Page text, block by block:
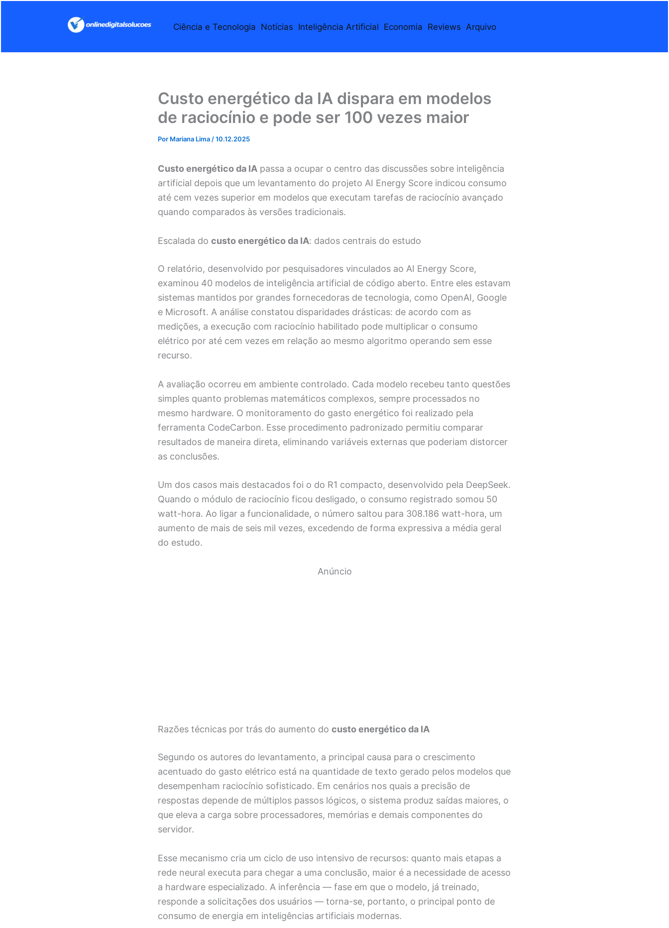
conteúdo
Ciência e Tecnologia Notícias Inteligência Artificial Economia Reviews Arquivo
Custo energético da IA dispara em modelos
de raciocínio e pode ser 100 vezes maior
Por Mariana Lima /10.12.2025
Custo energético da IA passa a ocupar o centro das discussões sobre inteligência
artificial depois que um levantamento do projeto AI Energy Score indicou consumo
até cem vezes superior em modelos que executam tarefas de raciocínio avançado
quando comparados às versões tradicionais.
Escalada do custo energético da IA: dados centrais do estudo
O relatório, desenvolvido por pesquisadores vinculados ao AI Energy Score,
examinou 40 modelos de inteligência artificial de código aberto. Entre eles estavam
sistemas mantidos por grandes fornecedoras de tecnologia, como OpenAI, Google
e Microsoft. A análise constatou disparidades drásticas: de acordo com as
medições, a execução com raciocínio habilitado pode multiplicar o consumo
elétrico por até cem vezes em relação ao mesmo algoritmo operando sem esse
recurso.
A avaliação ocorreu em ambiente controlado. Cada modelo recebeu tanto questões
simples quanto problemas matemáticos complexos, sempre processados no
mesmo hardware. O monitoramento do gasto energético foi realizado pela
ferramenta CodeCarbon. Esse procedimento padronizado permitiu comparar
resultados de maneira direta, eliminando variáveis externas que poderiam distorcer
as conclusões.
Um dos casos mais destacados foi o do R1 compacto, desenvolvido pela DeepSeek.
Quando o módulo de raciocínio ficou desligado, o consumo registrado somou 50
watt-hora. Ao ligar a funcionalidade, o número saltou para 308.186 watt-hora, um
aumento de mais de seis mil vezes, excedendo de forma expressiva a média geral
do estudo.
Anúncio
Razões técnicas por trás do aumento do custo energético da IA
Segundo os autores do levantamento, a principal causa para o crescimento
acentuado do gasto elétrico está na quantidade de texto gerado pelos modelos que
desempenham raciocínio sofisticado. Em cenários nos quais a precisão de
respostas depende de múltiplos passos lógicos, o sistema produz saídas maiores, o
que eleva a carga sobre processadores, memórias e demais componentes do
servidor.
Esse mecanismo cria um ciclo de uso intensivo de recursos: quanto mais etapas a
rede neural executa para chegar a uma conclusão, maior é a necessidade de acesso
a hardware especializado. A inferência — fase em que o modelo, já treinado,
responde a solicitações dos usuários — torna-se, portanto, o principal ponto de
consumo de energia em inteligências artificiais modernas.